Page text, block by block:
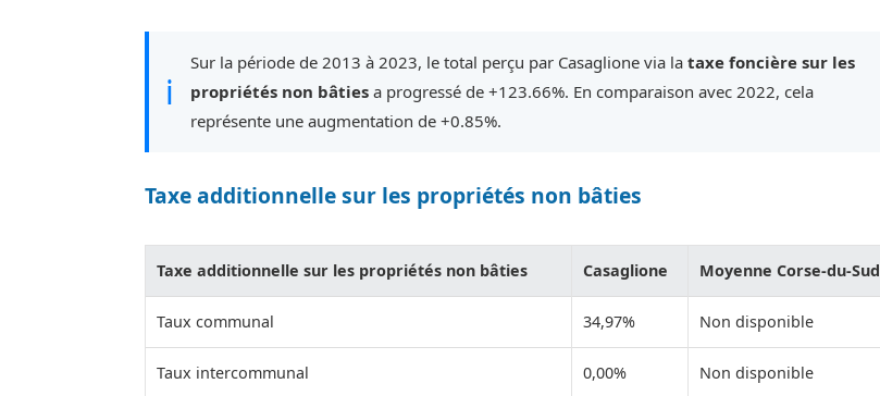
ℹ
Sur la période de 2013 à 2023, le total perçu par Casaglione via la taxe foncière sur les
propriétés non bâties a progressé de +123.66%. En comparaison avec 2022, cela
représente une augmentation de +0.85%.
Taxe additionnelle sur les propriétés non bâties
Taxe additionnelle sur les propriétés non bâties Casaglione Moyenne Corse-du-Sud
Taux communal 34,97% Non disponible
Taux intercommunal 0,00% Non disponible